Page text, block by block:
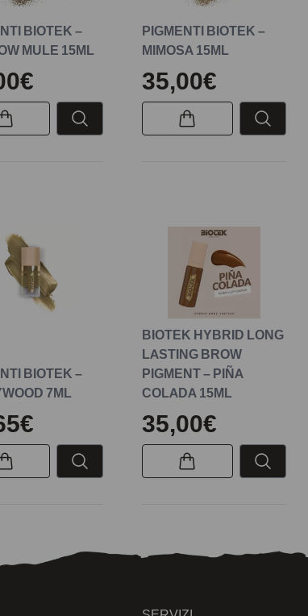
BIOTEK –
MULE 15ML
PIGMENTI BIOTEK –
MIMOSA 15ML
35,00€
BIOTEK –
7ML
BIOTEK HYBRID LONG
LASTING BROW
PIGMENT – PIÑA
COLADA 15ML
35,00€